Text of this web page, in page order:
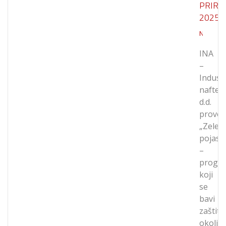
2025.
Novosti
INA
–
nafte,
d.d.
„Zeleni
pojas“
–
koji
se
bavi
okoliša